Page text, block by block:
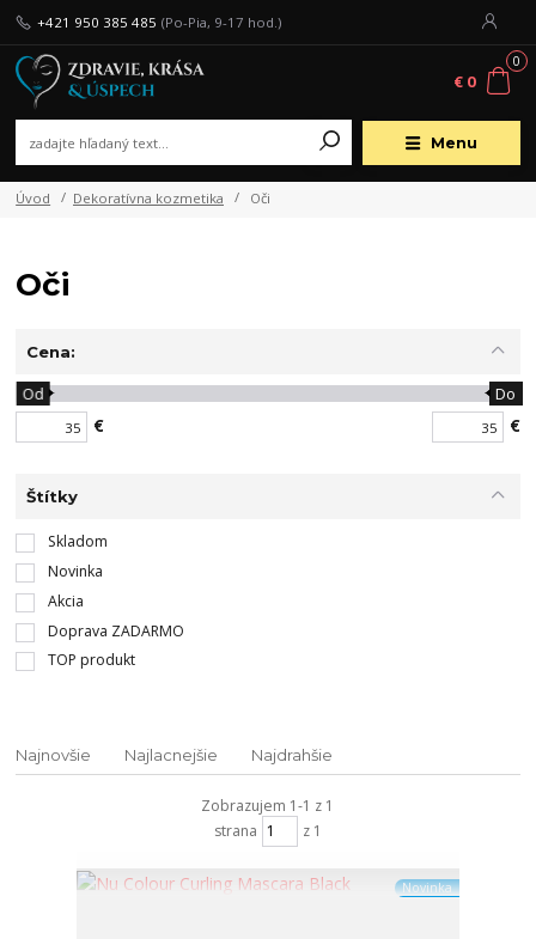
Menu
+421 950 385 485 (Po-Pia, 9-17 hod.)
0
€ 0
Úvod Dekoratívna kozmetika Oči
Oči
Cena:
€
Od Do
€
Štítky
Skladom
Novinka
Akcia
Doprava ZADARMO
TOP produkt
Najnovšie Najlacnejšie Najdrahšie
Zobrazujem 1-1 z 1
strana
z 1
Novinka